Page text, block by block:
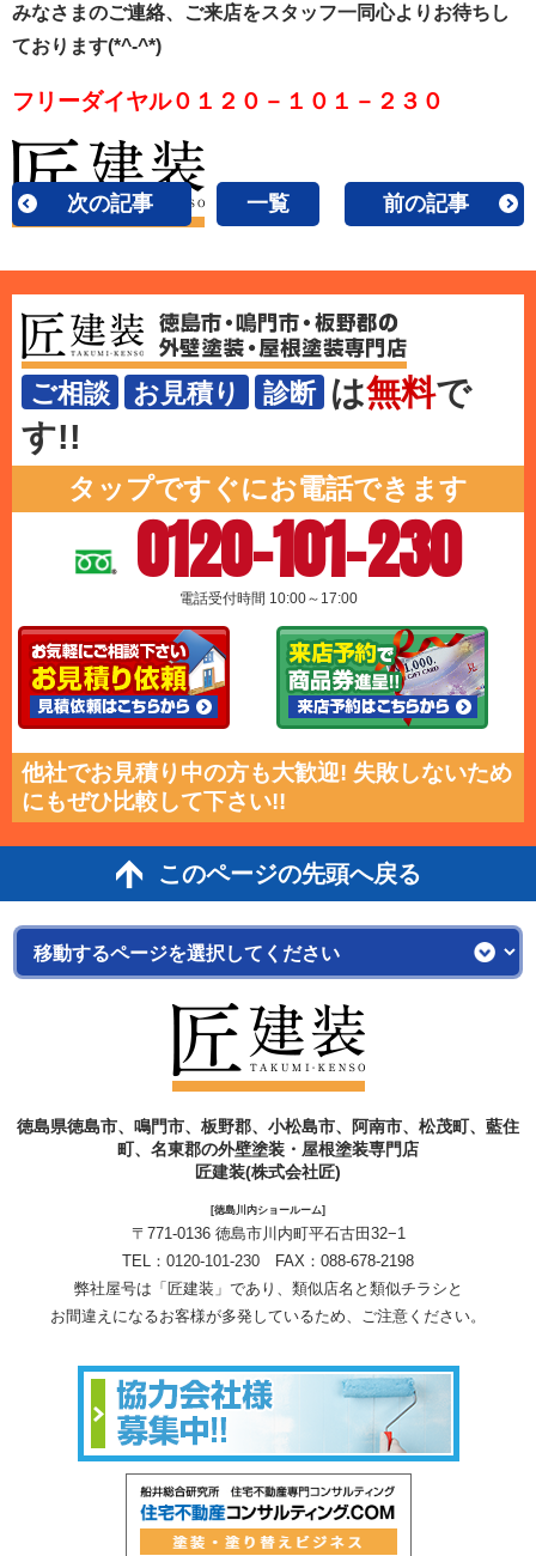
みなさまのご連絡、ご来店をスタッフ一同心よりお待ちし
ております(*^-^*)
フリーダイヤル０１２０－１０１－２３０
次の記事 一覧 前の記事
ご相談 お見積り 診断 は無料で
す!!
タップですぐにお電話できます
0120-101-230
電話受付時間 10:00～17:00
他社でお見積り中の方も大歓迎! 失敗しないため
にもぜひ比較して下さい!!
このページの先頭へ戻る
徳島県徳島市、鳴門市、板野郡、小松島市、阿南市、松茂町、藍住
町、名東郡の外壁塗装・屋根塗装専門店
匠建装(株式会社匠)
[徳島川内ショールーム]
〒771-0136 徳島市川内町平石古田32−1
TEL： 0120-101-230 FAX：088-678-2198
弊社屋号は「匠建装」であり、類似店名と類似チラシと
お間違えになるお客様が多発しているため、ご注意ください。